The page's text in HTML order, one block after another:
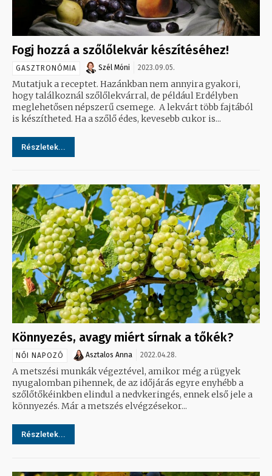
Fogj hozzá a szőlőlekvár készítéséhez!
GASZTRONÓMIA Szél Móni 2023.09.05.
Mutatjuk a receptet. Hazánkban nem annyira gyakori,
hogy találkoznál szőlőlekvárral, de például Erdélyben
meglehetősen népszerű csemege. A lekvárt több fajtából
is készítheted. Ha a szőlő édes, kevesebb cukor is...
Részletek...
Könnyezés, avagy miért sírnak a tőkék?
NŐI NAPOZÓ Asztalos Anna 2022.04.28.
A metszési munkák végeztével, amikor még a rügyek
nyugalomban pihennek, de az időjárás egyre enyhébb a
szőlőtőkéinkben elindul a nedvkeringés, ennek első jele a
könnyezés. Már a metszés elvégzésekor...
Részletek...